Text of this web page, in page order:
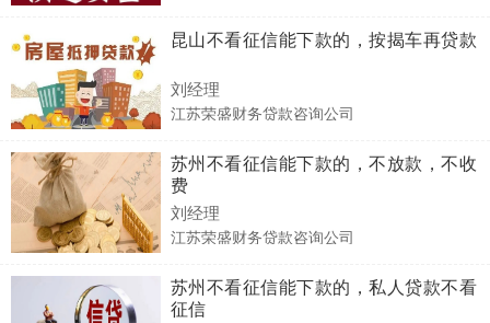
昆山不看征信能下款的，按揭车再贷款
刘经理
江苏荣盛财务贷款咨询公司
苏州不看征信能下款的，不放款，不收
费
刘经理
江苏荣盛财务贷款咨询公司
苏州不看征信能下款的，私人贷款不看
征信